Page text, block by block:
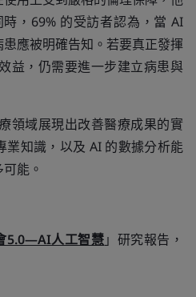
，69% 的受訪者認為，當 AI
應被明確告知。若要真正發揮
益，仍需要進一步建立病患與
領域展現出改善醫療成果的實
業知識，以及 AI 的數據分析能
能。
5.0—AI人工智慧」研究報告，